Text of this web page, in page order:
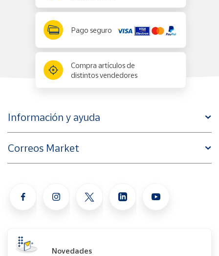
Pago seguro
Compra artículos de
distintos vendedores
Información y ayuda
Correos Market
Novedades